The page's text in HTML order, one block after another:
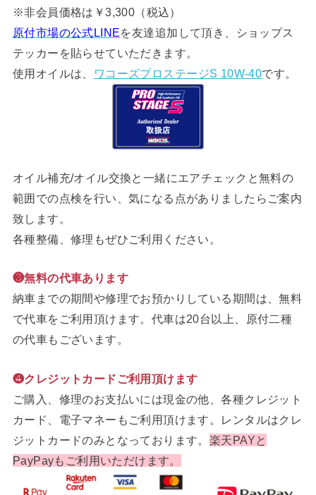
※非会員価格は￥3,300（税込）
原付市場の公式LINEを友達追加して頂き、ショップス
テッカーを貼らせていただきます。
使用オイルは、
ワコーズプロステージS 10W-40です。
オイル補充/オイル交換と一緒にエアチェックと無料の
範囲での点検を行い、気になる点がありましたらご案内
致します。
各種整備、修理もぜひご利用ください。
❸無料の代車あります
納車までの期間や修理でお預かりしている期間は、無料
で代車をご利用頂けます。代車は20台以上、原付二種
の代車もございます。
❹クレジットカードご利用頂けます
ご購入、修理のお支払いには現金の他、各種クレジット
カード、電子マネーもご利用頂けます。レンタルはクレ
ジットカードのみとなっております。 楽天PAYと
PayPayもご利用いただけます。